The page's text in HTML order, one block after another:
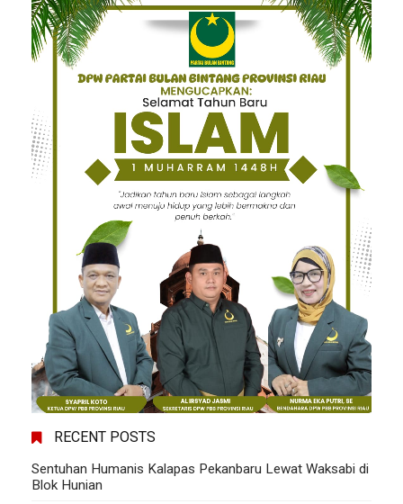
RECENT POSTS
Sentuhan Humanis Kalapas Pekanbaru Lewat Waksabi di
Blok Hunian